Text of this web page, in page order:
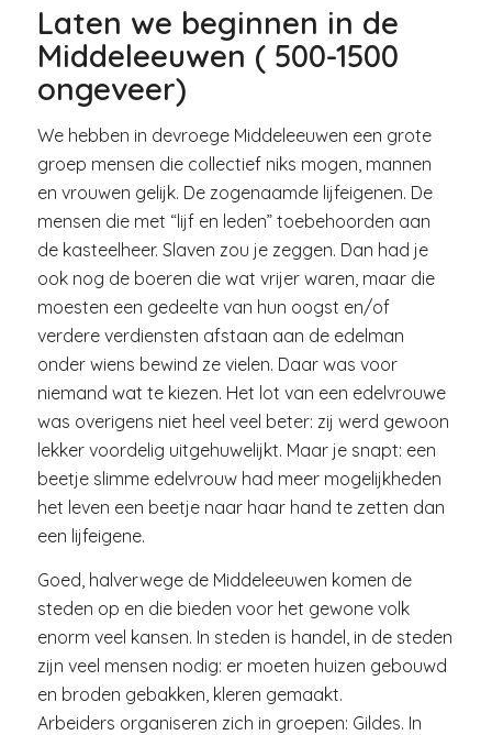
Laten we beginnen in de
Middeleeuwen ( 500-1500
ongeveer)
We hebben in devroege Middeleeuwen een grote
groep mensen die collectief niks mogen, mannen
en vrouwen gelijk. De zogenaamde lijfeigenen. De
mensen die met “lijf en leden” toebehoorden aan
de kasteelheer. Slaven zou je zeggen. Dan had je
ook nog de boeren die wat vrijer waren, maar die
moesten een gedeelte van hun oogst en/of
verdere verdiensten afstaan aan de edelman
onder wiens bewind ze vielen. Daar was voor
niemand wat te kiezen. Het lot van een edelvrouwe
was overigens niet heel veel beter: zij werd gewoon
lekker voordelig uitgehuwelijkt. Maar je snapt: een
beetje slimme edelvrouw had meer mogelijkheden
het leven een beetje naar haar hand te zetten dan
een lijfeigene.
Goed, halverwege de Middeleeuwen komen de
steden op en die bieden voor het gewone volk
enorm veel kansen. In steden is handel, in de steden
zijn veel mensen nodig: er moeten huizen gebouwd
en broden gebakken, kleren gemaakt.
Arbeiders organiseren zich in groepen: Gildes. In